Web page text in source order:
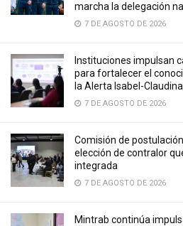
marcha la delegación
7 DE AGOSTO DE 2026
Instituciones impulsan
para fortalecer el
la Alerta Isabel-Claudina
7 DE AGOSTO DE 2026
Comisión de
elección de contralor
integrada
7 DE AGOSTO DE 2026
Mintrab continúa